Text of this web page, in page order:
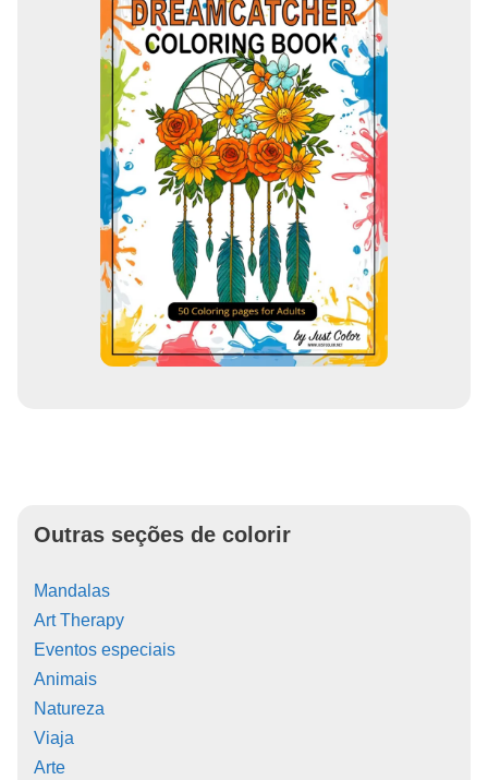
Outras seções de colorir
Mandalas
Art Therapy
Eventos especiais
Animais
Natureza
Viaja
Arte